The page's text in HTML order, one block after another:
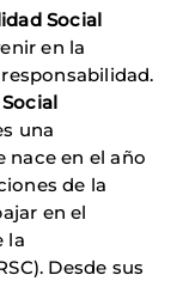
Social
en la
una
nace en el año
de la
en el
la
Desde sus